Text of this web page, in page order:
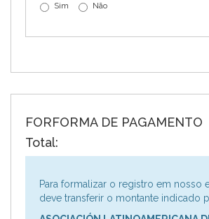
Sim Não
FORFORMA DE PAGAMENTO
Total:
Para formalizar o registro em nosso
deve transferir o montante indicado